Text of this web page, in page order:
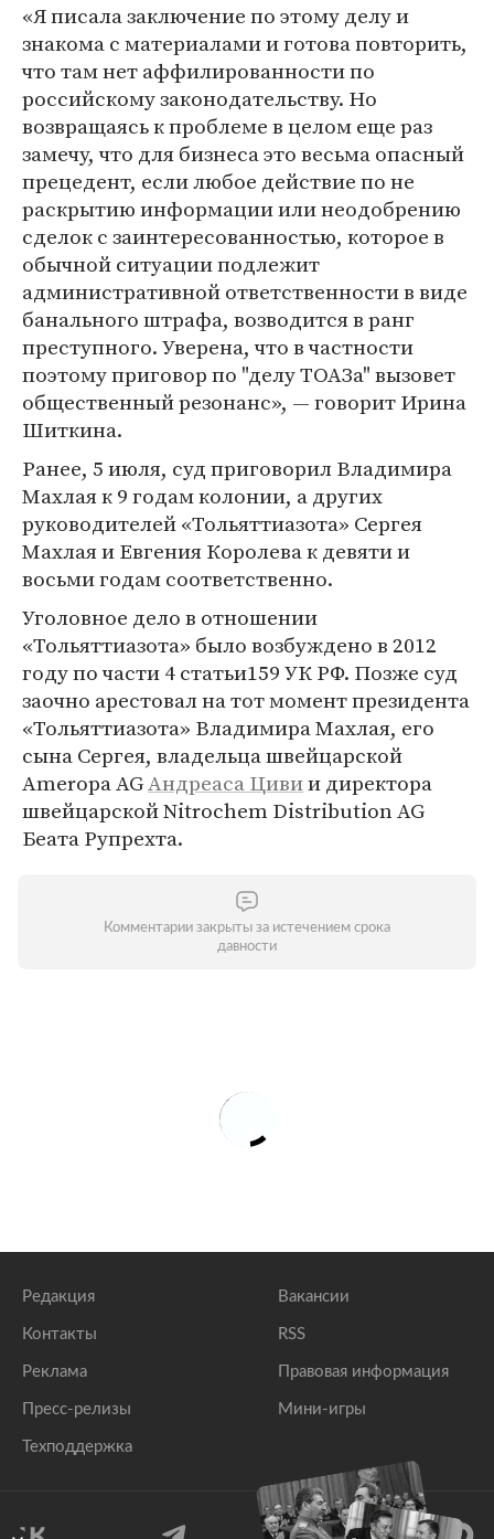
«Я писала заключение по этому делу и
знакома с материалами и готова повторить,
что там нет аффилированности по
российскому законодательству. Но
возвращаясь к проблеме в целом еще раз
замечу, что для бизнеса это весьма опасный
прецедент, если любое действие по не
раскрытию информации или неодобрению
сделок с заинтересованностью, которое в
обычной ситуации подлежит
административной ответственности в виде
банального штрафа, возводится в ранг
преступного. Уверена, что в частности
поэтому приговор по "делу ТОАЗа" вызовет
общественный резонанс», — говорит Ирина
Шиткина.
Ранее, 5 июля, суд приговорил Владимира
Махлая к 9 годам колонии, а других
руководителей «Тольяттиазота» Сергея
Махлая и Евгения Королева к девяти и
восьми годам соответственно.
Уголовное дело в отношении
«Тольяттиазота» было возбуждено в 2012
году по части 4 статьи159 УК РФ. Позже суд
заочно арестовал на тот момент президента
«Тольяттиазота» Владимира Махлая, его
сына Сергея, владельца швейцарской
Ameropa AGАндреаса Цивии директора
швейцарской Nitrochem Distribution AG
Беата Рупрехта.
Комментарии закрыты за истечением срока
давности
Редакция
Контакты
Реклама
Пресс-релизы
Техподдержка
Вакансии
RSS
Правовая информация
Мини-игры